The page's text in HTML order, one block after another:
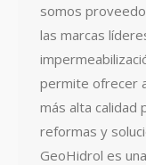
somos
las marcas
permite ofrecer
más alta calidad
reformas y
GeoHidrol es